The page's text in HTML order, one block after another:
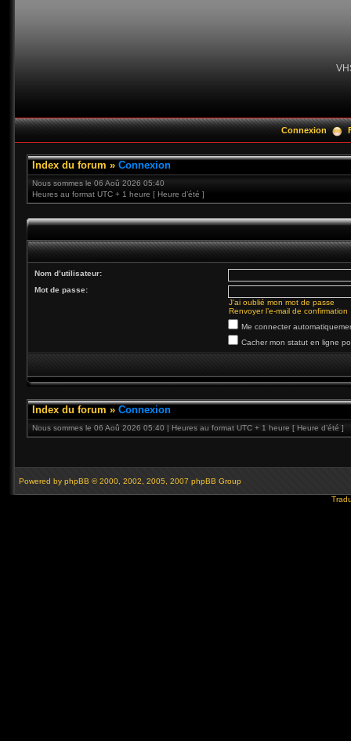
Connexion
Index du forum » Connexion
Nous sommes le 06 Aoû 2026 05:40
Heures au format UTC + 1 heure [ Heure d’été ]
Nom d’utilisateur:
Mot de passe:
J’ai oublié mon mot de passe
Renvoyer l’e-mail de confirmation
Me connecter
Cacher mon statut en ligne
Index du forum » Connexion
Nous sommes le 06 Aoû 2026 05:40 | Heures au format UTC + 1 heure [ Heure d’été ]
Powered by phpBB © 2000, 2002, 2005, 2007 phpBB Group